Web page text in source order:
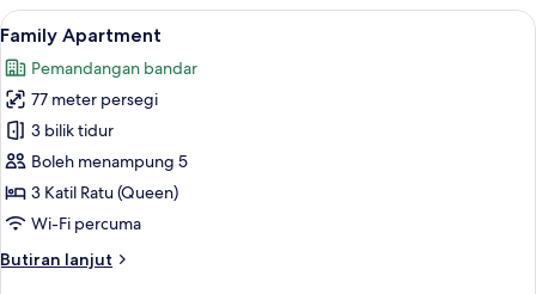
Lihat
semua
foto
untuk
Family
Apartment
Family Apartment | 3 bilik tidur,
9
Family Apartment
Pemandangan bandar
77 meter persegi
3 bilik tidur
Boleh menampung 5
3 Katil Ratu (Queen)
Wi-Fi percuma
Butiran lanjut
Butiran